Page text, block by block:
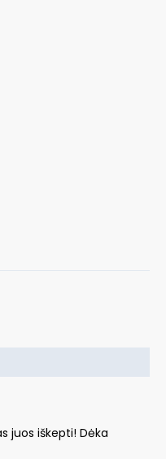
juos iškepti! Dėka